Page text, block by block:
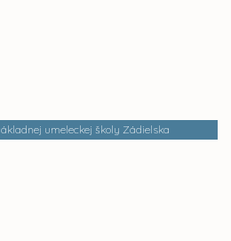
umeleckej školy Zádielska